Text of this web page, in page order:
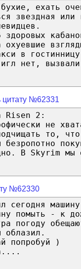
ехать
звездная
в
нет,
цитату №62331
Risen 2:
не
то,
безропотно
В Skyrim мы
№62330
помыть - к
погоду
облазил.
попробуй )